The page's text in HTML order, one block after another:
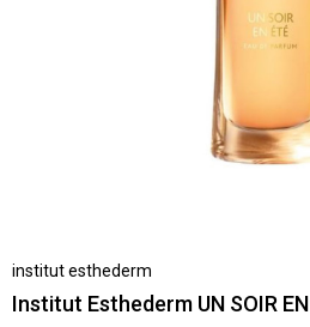
institut esthederm
Institut Esthederm UN SOIR